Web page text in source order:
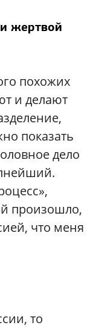
жертвой
похожих
и делают
показать
дело
произошло,
что меня
то